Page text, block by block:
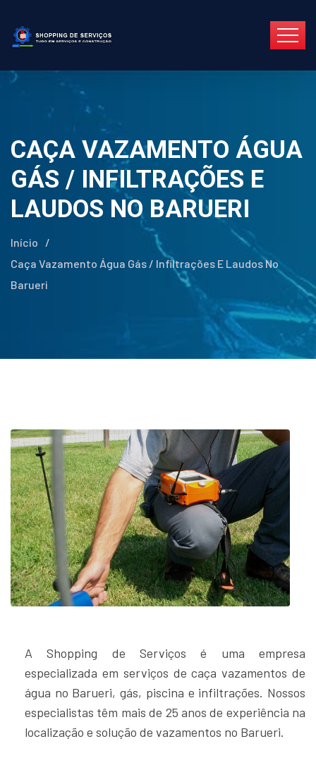
CAÇA VAZAMENTO ÁGUA
GÁS / INFILTRAÇÕES E
LAUDOS NO BARUERI
Início
/
Caça Vazamento Água Gás / Infiltrações E Laudos No
Barueri
A Shopping de Serviços é uma empresa
especializada em serviços de caça vazamentos de
água no Barueri, gás, piscina e infiltrações. Nossos
especialistas têm mais de 25 anos de experiência na
localização e solução de vazamentos no Barueri.